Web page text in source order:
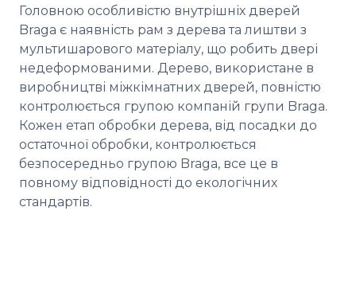
Головною особливістю внутрішніх дверей
Braga є наявність рам з дерева та лиштви з
мультишарового матеріалу, що робить двері
недеформованими. Дерево, використане в
виробництві міжкімнатних дверей, повністю
контролюється групою компаній групи Braga.
Кожен етап обробки дерева, від посадки до
остаточної обробки, контролюється
безпосередньо групою Braga, все це в
повному відповідності до екологічних
стандартів.